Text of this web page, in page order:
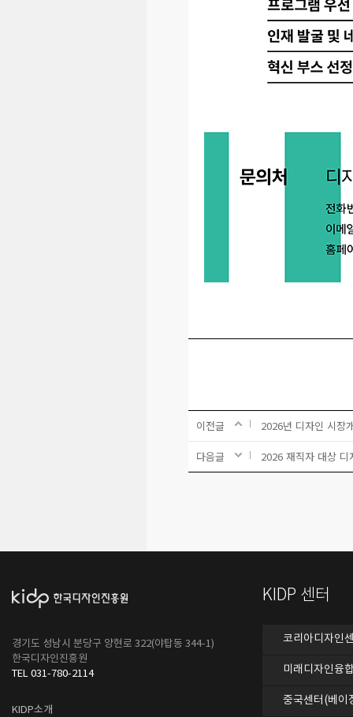
이전글 2026년 디자인 시장
다음글 2026 재직자 대상
경기도 성남시 분당구 양현로 322(야탑동 344-1)
한국디자인진흥원
TEL 031-780-2114
KIDP소개
KIDP 센터
코리아디자인
미래디자인융
중국센터(베이